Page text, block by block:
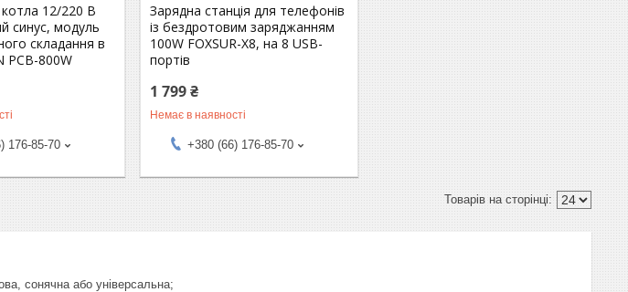
12/220 В
синус, модуль
складання в
PCB-800W
176-85-70
Зарядна станція для телефонів
із бездротовим заряджанням
100W FOXSUR-X8, на 8 USB-
портів
1 799 ₴
Немає в наявності
+380 (66) 176-85-70
сонячна або універсальна;